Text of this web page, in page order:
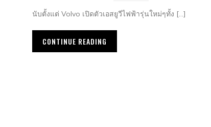
นับตั้งแต่ Volvo เปิดตัวเอสยูวีไฟฟ้ารุ่นใหม่ๆทั้ง […]
CONTINUE READING